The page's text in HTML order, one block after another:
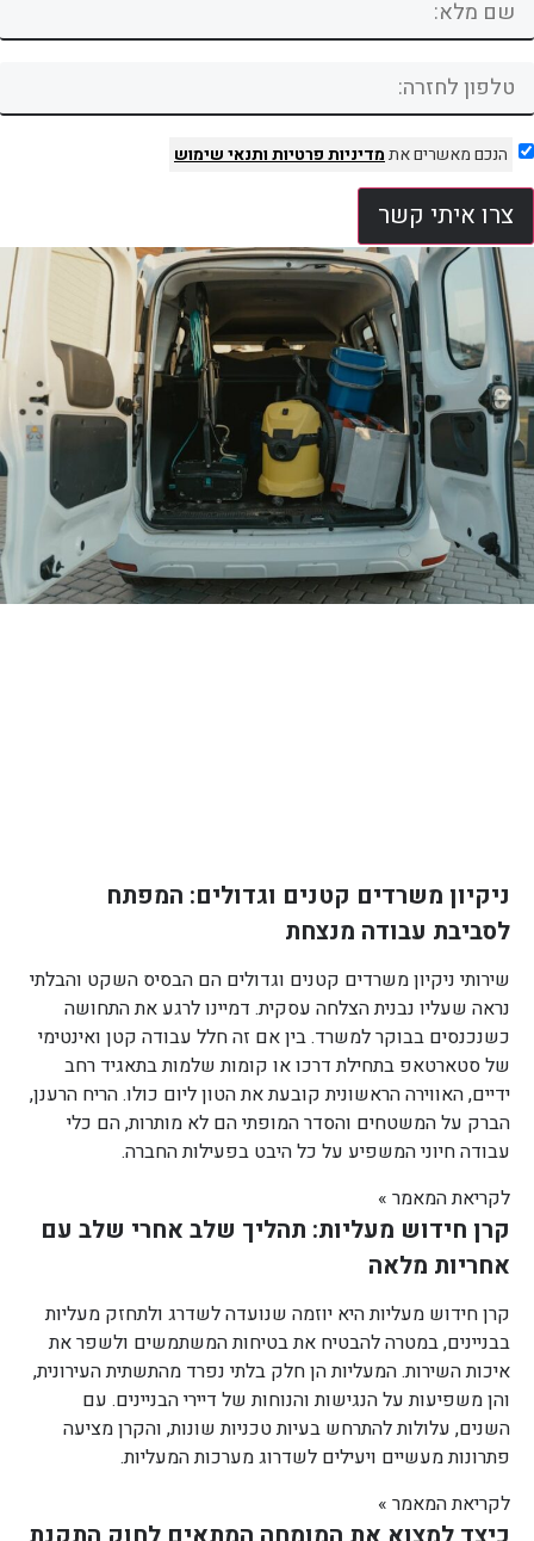
הנכם מאשרים אתמדיניות פרטיותותנאי שימוש
צרו איתי קשר
ניקיון משרדים קטנים וגדולים: המפתח
לסביבת עבודה מנצחת
שירותי ניקיון משרדים קטנים וגדולים הם הבסיס השקט והבלתי
נראה שעליו נבנית הצלחה עסקית. דמיינו לרגע את התחושה
כשנכנסים בבוקר למשרד. בין אם זה חלל עבודה קטן ואינטימי
של סטארטאפ בתחילת דרכו או קומות שלמות בתאגיד רחב
ידיים, האווירה הראשונית קובעת את הטון ליום כולו. הריח הרענן,
הברק על המשטחים והסדר המופתי הם לא מותרות, הם כלי
עבודה חיוני המשפיע על כל היבט בפעילות החברה.
לקריאת המאמר »
קרן חידוש מעליות: תהליך שלב אחרי שלב עם
אחריות מלאה
קרן חידוש מעליות היא יוזמה שנועדה לשדרג ולתחזק מעליות
בבניינים, במטרה להבטיח את בטיחות המשתמשים ולשפר את
איכות השירות. המעליות הן חלק בלתי נפרד מהתשתית העירונית,
והן משפיעות על הנגישות והנוחות של דיירי הבניינים. עם
השנים, עלולות להתרחש בעיות טכניות שונות, והקרן מציעה
פתרונות מעשיים ויעילים לשדרוג מערכות המעליות.
לקריאת המאמר »